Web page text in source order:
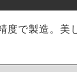
度で製造。美